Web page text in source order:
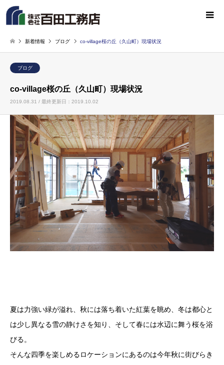
新着情報 ブログ co-village桜の丘（久山町）現場状況
ブログ
co-village桜の丘（久山町）現場状況
2019.08.31 / 最終更新日：2019.10.02
夏は力強い緑が溢れ、秋には落ち着いた紅葉を眺め、冬は都心と
は少し異なる雪の静けさを知り、そして春には水辺に舞う桜を浴
びる。
そんな四季を楽しめるロケーションにあるのは今年秋に街びらき